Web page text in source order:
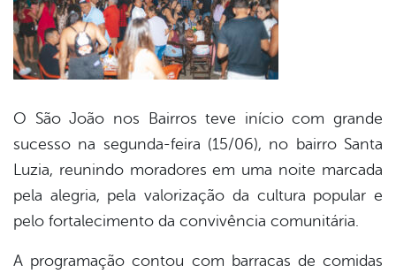
O São João nos Bairros teve início com grande
sucesso na segunda-feira (15/06), no bairro Santa
Luzia, reunindo moradores em uma noite marcada
pela alegria, pela valorização da cultura popular e
pelo fortalecimento da convivência comunitária.
A programação contou com barracas de comidas